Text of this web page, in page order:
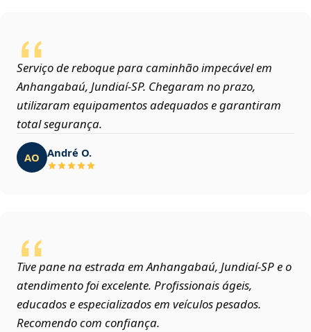
Serviço de reboque para caminhão impecável em
Anhangabaú, Jundiaí‑SP. Chegaram no prazo,
utilizaram equipamentos adequados e garantiram
total segurança.
AO André O.
Tive pane na estrada em Anhangabaú, Jundiaí‑SP e o
atendimento foi excelente. Profissionais ágeis,
educados e especializados em veículos pesados.
Recomendo com confiança.